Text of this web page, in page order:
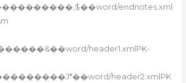
endnotes.xml
header1.xmlPK-
header2.xmlPK